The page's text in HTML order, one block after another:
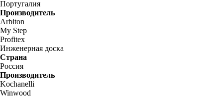
Португалия
Производитель
Arbiton
My Step
Profitex
Инженерная доска
Страна
Россия
Производитель
Kochanelli
Winwood